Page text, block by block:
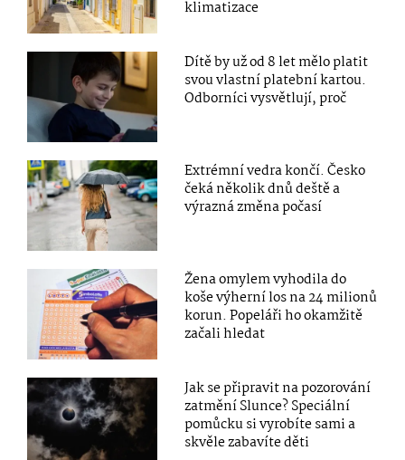
klimatizace
Dítě by už od 8 let mělo platit
svou vlastní platební kartou.
Odborníci vysvětlují, proč
Extrémní vedra končí. Česko
čeká několik dnů deště a
výrazná změna počasí
Žena omylem vyhodila do
koše výherní los na 24 milionů
korun. Popeláři ho okamžitě
začali hledat
Jak se připravit na pozorování
zatmění Slunce? Speciální
pomůcku si vyrobíte sami a
skvěle zabavíte děti